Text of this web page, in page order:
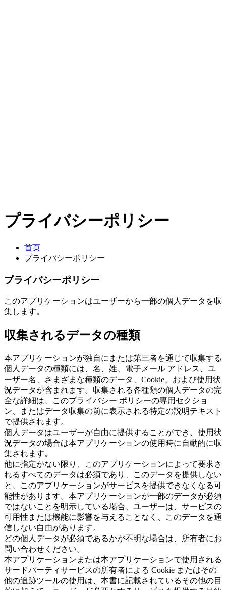
プライバシーポリシー
首页
プライバシーポリシー
プライバシーポリシー
このアプリケーションはユーザーから一部の個人データを収
集します。
収集されるデータの種類
本アプリケーションが独自にまたは第三者を通じて収集する
個人データの種類には、名、姓、電子メール アドレス、ユ
ーザー名、さまざまな種類のデータ、Cookie、および使用状
況データが含まれます。収集される各種類の個人データの完
全な詳細は、このプライバシー ポリシーの専用セクショ
ン、またはデータ収集の前に表示される特定の説明テキスト
で提供されます。
個人データはユーザーが自由に提供することができ、使用状
況データの場合は本アプリケーションの使用時に自動的に収
集されます。
他に指定がない限り、このアプリケーションによって要求さ
れるすべてのデータは必須であり、このデータを提供しない
と、このアプリケーションがサービスを提供できなくなる可
能性があります。本アプリケーションが一部のデータが必須
ではないことを明示している場合、ユーザーは、サービスの
可用性または機能に影響を与えることなく、このデータを通
信しない自由があります。
どの個人データが必須であるかが不明な場合は、所有者にお
問い合わせください。
本アプリケーションまたは本アプリケーションで使用される
サードパーティサービスの所有者による Cookie またはその
他の追跡ツールの使用は、本書に記載されているその他の目